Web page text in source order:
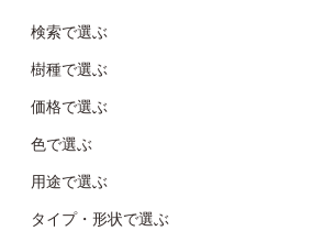
検索で選ぶ
樹種で選ぶ
価格で選ぶ
色で選ぶ
用途で選ぶ
タイプ・形状で選ぶ